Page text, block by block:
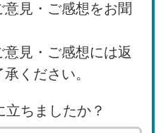
見・ご感想をお聞
見・ご感想には返
ください。
ちましたか？